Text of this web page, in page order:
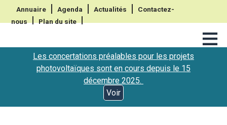
Annuaire Agenda Actualités
Contactez-
nous
Plan du site ≡
Les concertations préalables pour les projets
photovoltaïques sont en cours depuis le 15
décembre 2025.
Voir